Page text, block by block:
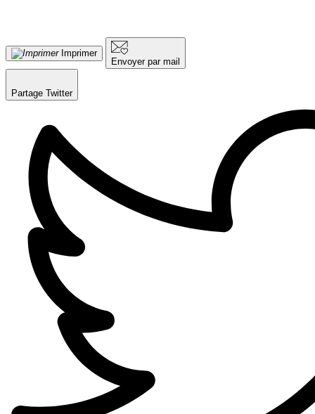
Imprimer
Envoyer par mail
Partage Twitter